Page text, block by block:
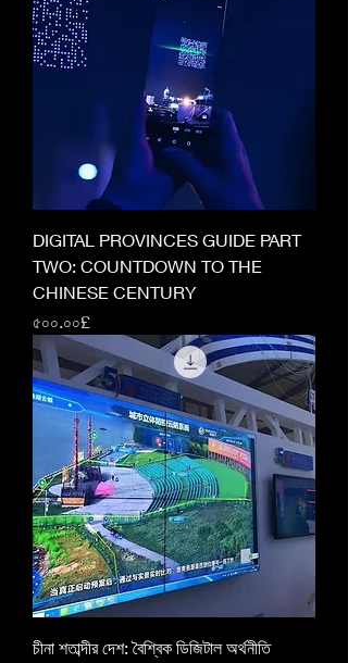
DIGITAL PROVINCES GUIDE PART
TWO: COUNTDOWN TO THE
CHINESE CENTURY
Price
৫০০.০০£
চীনা শতাব্দীর দেশ: বৈশ্বিক ডিজিটাল অর্থনীতি